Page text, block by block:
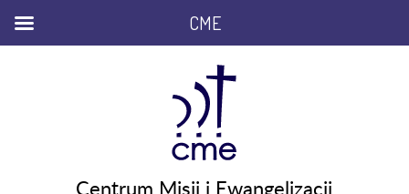
Centrum Misji i Ewangelizacji
CME